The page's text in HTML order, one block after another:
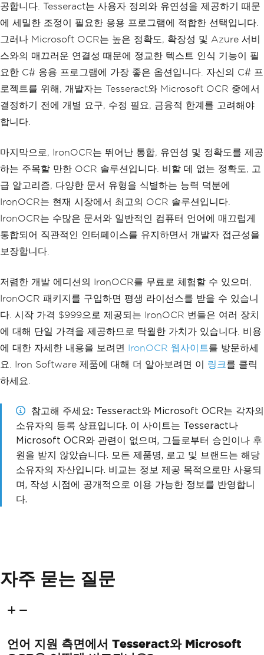
공합니다. Tesseract는 사용자 정의와 유연성을 제공하기 때문
에 세밀한 조정이 필요한 응용 프로그램에 적합한 선택입니다.
그러나 Microsoft OCR는 높은 정확도, 확장성 및 Azure 서비
스와의 매끄러운 연결성 때문에 정교한 텍스트 인식 기능이 필
요한 C# 응용 프로그램에 가장 좋은 옵션입니다. 자신의 C# 프
로젝트를 위해, 개발자는 Tesseract와 Microsoft OCR 중에서
결정하기 전에 개별 요구, 수정 필요, 금융적 한계를 고려해야
합니다.
마지막으로, IronOCR는 뛰어난 통합, 유연성 및 정확도를 제공
하는 주목할 만한 OCR 솔루션입니다. 비할 데 없는 정확도, 고
급 알고리즘, 다양한 문서 유형을 식별하는 능력 덕분에
IronOCR는 현재 시장에서 최고의 OCR 솔루션입니다.
IronOCR는 수많은 문서와 일반적인 컴퓨터 언어에 매끄럽게
통합되어 직관적인 인터페이스를 유지하면서 개발자 접근성을
보장합니다.
저렴한 개발 에디션의 IronOCR를 무료로 체험할 수 있으며,
IronOCR 패키지를 구입하면 평생 라이선스를 받을 수 있습니
다. 시작 가격 $999으로 제공되는 IronOCR 번들은 여러 장치
에 대해 단일 가격을 제공하므로 탁월한 가치가 있습니다. 비용
에 대한 자세한 내용을 보려면 IronOCR 웹사이트를 방문하세
요. Iron Software 제품에 대해 더 알아보려면 이 링크를 클릭
하세요.
참고해 주세요
Tesseract와 Microsoft OCR는 각자의
소유자의 등록 상표입니다. 이 사이트는 Tesseract나
Microsoft OCR와 관련이 없으며, 그들로부터 승인이나 후
원을 받지 않았습니다. 모든 제품명, 로고 및 브랜드는 해당
소유자의 자산입니다. 비교는 정보 제공 목적으로만 사용되
며, 작성 시점에 공개적으로 이용 가능한 정보를 반영합니
다.
자주 묻는 질문
언어 지원 측면에서 Tesseract와 Microsoft